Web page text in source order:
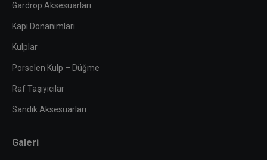
Gardrop Aksesuarları
Kapı Donanımları
Kulplar
Porselen Kulp – Düğme
Raf Taşıyıcılar
Sandık Aksesuarları
Galeri